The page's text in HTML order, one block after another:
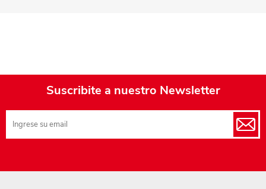
Suscribite a nuestro Newsletter